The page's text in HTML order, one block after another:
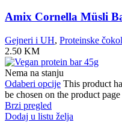
Amix Cornella Müsli
Gejneri i UH, Proteinske
2.50 KM
Nema na stanju
Odaberi opcije This product
be chosen on the product page
Brzi pregled
Dodaj u listu želja